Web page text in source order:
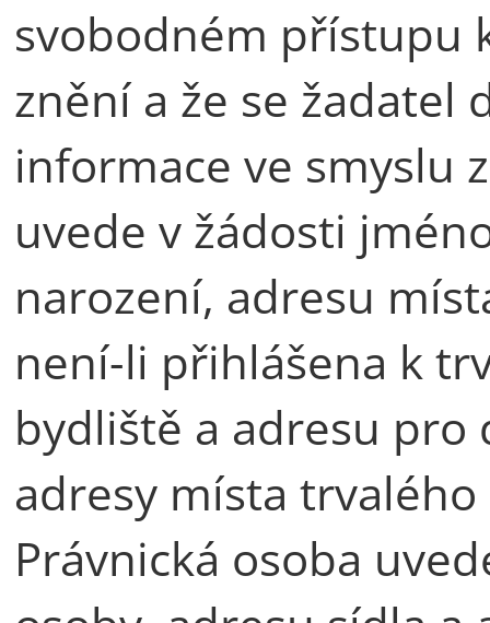
svobodném přístupu
znění a že se žadatel
informace ve smyslu
uvede v žádosti
narození, adresu
není-li přihlášena k
bydliště a adresu pro
adresy místa
Právnická osoba